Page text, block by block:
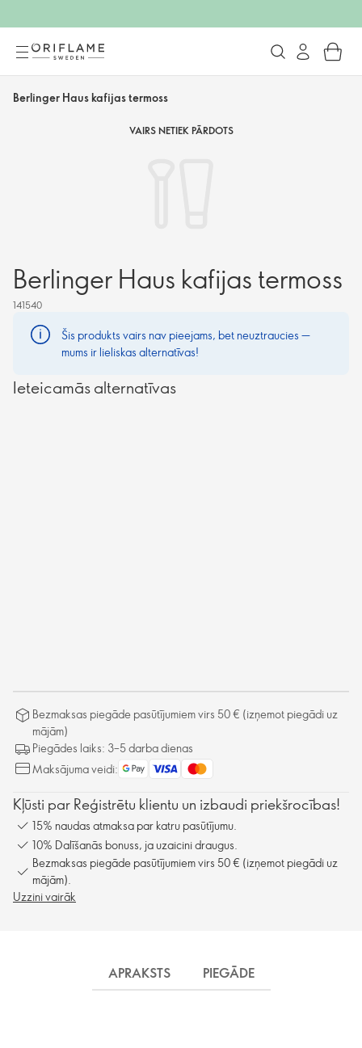
Berlinger Haus kafijas termoss
VAIRS NETIEK PĀRDOTS
Berlinger Haus kafijas termoss
141540
Šis produkts vairs nav pieejams, bet neuztraucies —
mums ir lieliskas alternatīvas!
Ieteicamās alternatīvas
Bezmaksas piegāde pasūtījumiem virs 50 € (izņemot piegādi uz
mājām)
Piegādes laiks: 3–5 darba dienas
Maksājuma veidi:
Kļūsti par Reģistrētu klientu un izbaudi priekšrocības!
15% naudas atmaksa par katru pasūtījumu.
10% Dalīšanās bonuss, ja uzaicini draugus.
Bezmaksas piegāde pasūtījumiem virs 50 € (izņemot piegādi uz
mājām).
Uzzini vairāk
APRAKSTS PIEGĀDE